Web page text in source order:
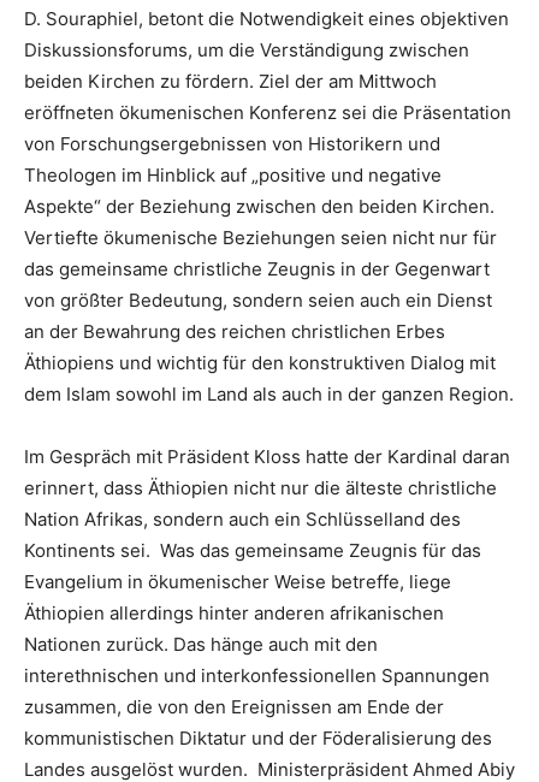
D. Souraphiel, betont die Notwendigkeit eines objektiven
Diskussionsforums, um die Verständigung zwischen
beiden Kirchen zu fördern. Ziel der am Mittwoch
eröffneten ökumenischen Konferenz sei die Präsentation
von Forschungsergebnissen von Historikern und
Theologen im Hinblick auf „positive und negative
Aspekte“ der Beziehung zwischen den beiden Kirchen.
Vertiefte ökumenische Beziehungen seien nicht nur für
das gemeinsame christliche Zeugnis in der Gegenwart
von größter Bedeutung, sondern seien auch ein Dienst
an der Bewahrung des reichen christlichen Erbes
Äthiopiens und wichtig für den konstruktiven Dialog mit
dem Islam sowohl im Land als auch in der ganzen Region.
Im Gespräch mit Präsident Kloss hatte der Kardinal daran
erinnert, dass Äthiopien nicht nur die älteste christliche
Nation Afrikas, sondern auch ein Schlüsselland des
Kontinents sei. Was das gemeinsame Zeugnis für das
Evangelium in ökumenischer Weise betreffe, liege
Äthiopien allerdings hinter anderen afrikanischen
Nationen zurück. Das hänge auch mit den
interethnischen und interkonfessionellen Spannungen
zusammen, die von den Ereignissen am Ende der
kommunistischen Diktatur und der Föderalisierung des
Landes ausgelöst wurden. Ministerpräsident Ahmed Abiy